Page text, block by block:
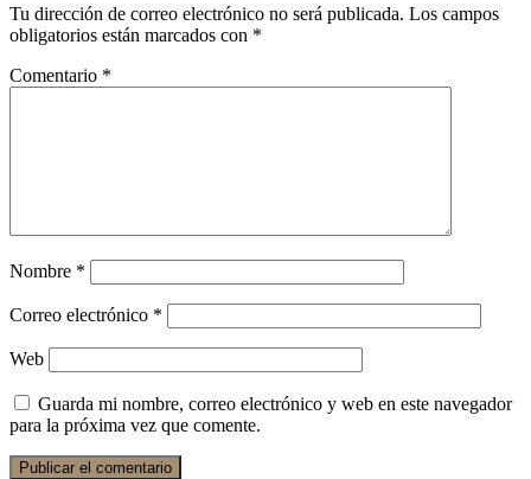
Tu dirección de correo electrónico no será publicada. Los campos
obligatorios están marcados con *
Comentario *
Nombre *
Correo electrónico *
Web
Guarda mi nombre, correo electrónico y web en este navegador
para la próxima vez que comente.